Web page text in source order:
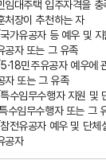
임대주택 입주자격을
처장이 추천하는 자
가유공자 등 예우 및 지
공자 또는 그 유족
민주유공자 예우에
자 또는 그 유족
수임무수행자 지원 및
수임무수행자 또는 그
전유공자 예우 및 단체
공자